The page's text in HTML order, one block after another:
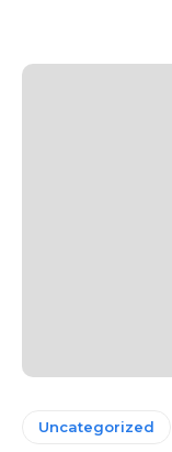
Uncategorized